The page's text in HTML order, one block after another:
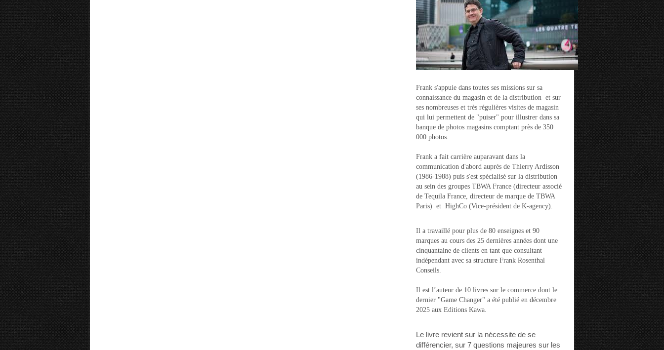
Frank s'appuie dans toutes ses missions sur sa
connaissance du magasin et de la distribution et sur
ses nombreuses et très régulières visites de magasin
qui lui permettent de "puiser" pour illustrer dans sa
banque de photos magasins comptant près de 350
000 photos.
Frank a fait carrière auparavant dans la
communication d'abord auprès de Thierry Ardisson
(1986-1988) puis s'est spécialisé sur la distribution
au sein des groupes TBWA France (directeur associé
de Tequila France, directeur de marque de TBWA
Paris) et HighCo (Vice-président de K-agency).
Il a travaillé pour plus de 80 enseignes et 90
marques au cours des 25 dernières années dont une
cinquantaine de clients en tant que consultant
indépendant avec sa structure Frank Rosenthal
Conseils.
Il est l’auteur de 10 livres sur le commerce dont le
dernier "Game Changer" a été publié en décembre
2025 aux Editions Kawa.
Le livre revient sur la nécessite de se
différencier, sur 7 questions majeures sur les